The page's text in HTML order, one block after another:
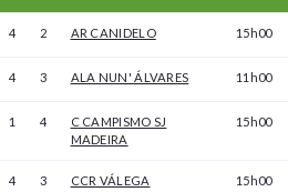
4 2 AR CANIDELO 15h00
4 3 ALA NUN' ÁLVARES 11h00
1 4
C CAMPISMO SJ
MADEIRA
15h00
4 3 CCR VÁLEGA 15h00